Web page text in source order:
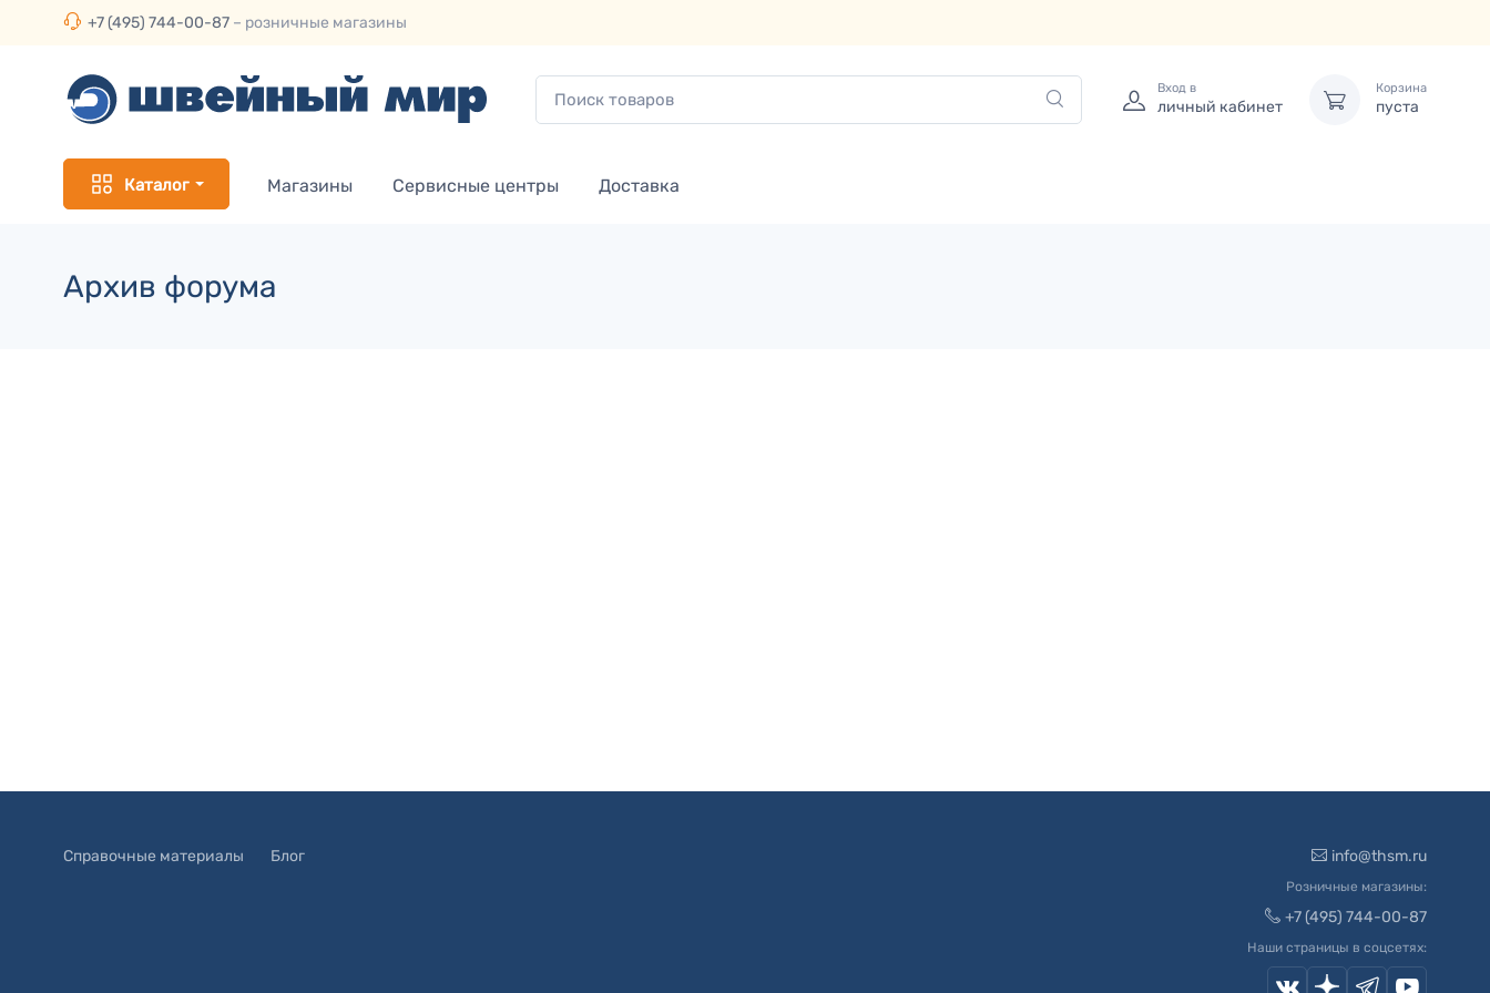
+7 (495) 744-00-87 – розничные магазины
Вход в
личный кабинет
Корзина
пуста
Каталог Магазины Сервисные центры Доставка
Архив форума
Справочные материалы Блог info@thsm.ru
Розничные магазины:
+7 (495) 744-00-87
Наши страницы в соцсетях: